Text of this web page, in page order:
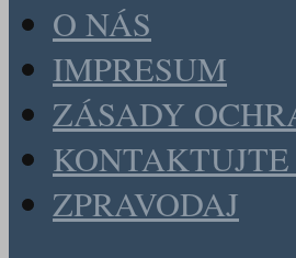
O NÁS
IMPRESUM
ZÁSADY
ZPRAVODAJ